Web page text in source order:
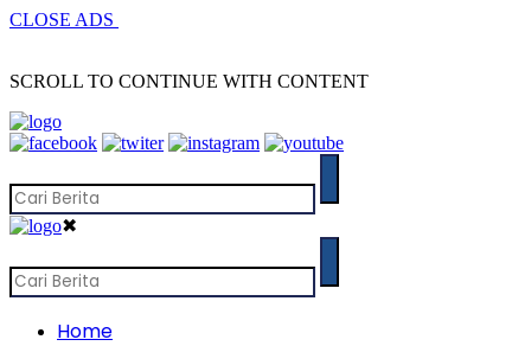
CLOSE ADS
SCROLL TO CONTINUE WITH CONTENT
✖
Home